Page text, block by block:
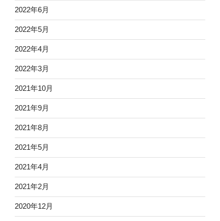
2022年6月
2022年5月
2022年4月
2022年3月
2021年10月
2021年9月
2021年8月
2021年5月
2021年4月
2021年2月
2020年12月